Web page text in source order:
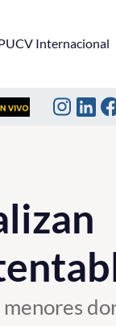
Internacional